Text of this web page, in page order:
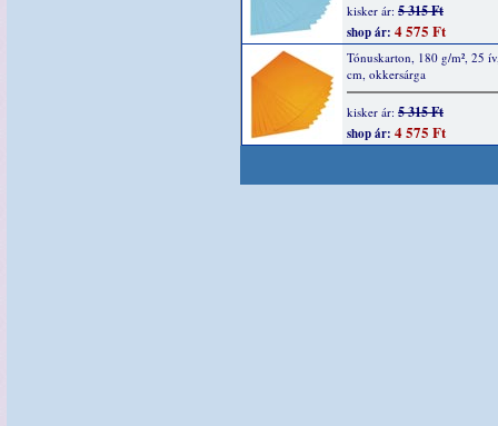
kisker ár: 5 315 Ft
shop ár: 4 575 Ft
Tónuskarton, 180 g/m², 25
cm, okkersárga
kisker ár: 5 315 Ft
shop ár: 4 575 Ft